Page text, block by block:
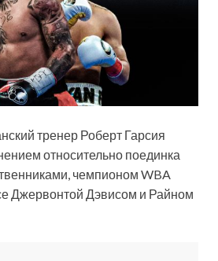
тренер Роберт Гарсия
относительно поединка
чемпионом WBA
Джервонтой Дэвисом и Райном